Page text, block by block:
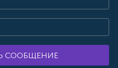
СООБЩЕНИЕ